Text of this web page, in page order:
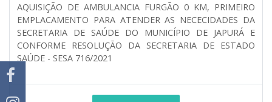
AQUISIÇÃO DE AMBULANCIA FURGÃO 0 KM, PRIMEIRO
EMPLACAMENTO PARA ATENDER AS NECECIDADES DA
SECRETARIA DE SAÚDE DO MUNICÍPIO DE JAPURÁ E
CONFORME RESOLUÇÃO DA SECRETARIA DE ESTADO
SAÚDE - SESA 716/2021